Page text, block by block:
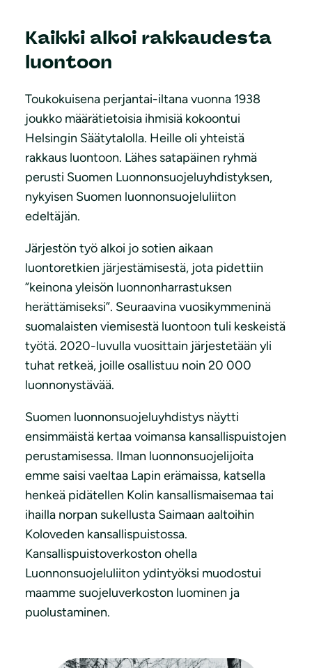
Kaikki alkoi rakkaudesta
luontoon
Toukokuisena perjantai-iltana vuonna 1938
joukko määrätietoisia ihmisiä kokoontui
Helsingin Säätytalolla. Heille oli yhteistä
rakkaus luontoon. Lähes satapäinen ryhmä
perusti Suomen Luonnonsuojeluyhdistyksen,
nykyisen Suomen luonnonsuojeluliiton
edeltäjän.
Järjestön työ alkoi jo sotien aikaan
luontoretkien järjestämisestä, jota pidettiin
”keinona yleisön luonnonharrastuksen
herättämiseksi”. Seuraavina vuosikymmeninä
suomalaisten viemisestä luontoon tuli keskeistä
työtä. 2020-luvulla vuosittain järjestetään yli
tuhat retkeä, joille osallistuu noin 20 000
luonnonystävää.
Suomen luonnonsuojeluyhdistys näytti
ensimmäistä kertaa voimansa kansallispuistojen
perustamisessa. Ilman luonnonsuojelijoita
emme saisi vaeltaa Lapin erämaissa, katsella
henkeä pidätellen Kolin kansallismaisemaa tai
ihailla norpan sukellusta Saimaan aaltoihin
Koloveden kansallispuistossa.
Kansallispuistoverkoston ohella
Luonnonsuojeluliiton ydintyöksi muodostui
maamme suojeluverkoston luominen ja
puolustaminen.